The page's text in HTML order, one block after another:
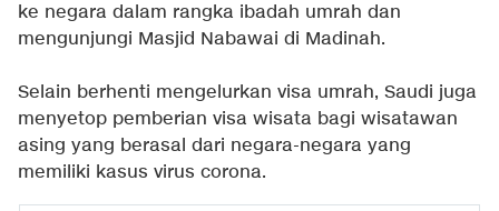
ke negara dalam rangka ibadah umrah dan
mengunjungi Masjid Nabawai di Madinah.
Selain berhenti mengelurkan visa umrah, Saudi juga
menyetop pemberian visa wisata bagi wisatawan
asing yang berasal dari negara-negara yang
memiliki kasus virus corona.